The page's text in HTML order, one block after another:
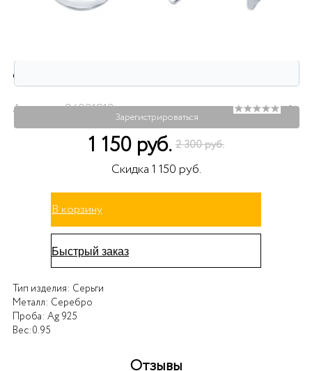
94021812 Серьги (Ag 925)
Артикул: 94021812 ( 0 )
1 150 руб. 2 300 руб.
Скидка 1 150 руб.
В корзину
Быстрый заказ
Тип изделия: Серьги
Металл: Серебро
Проба: Ag 925
Вес:0.95
Отзывы
Зарегистрироваться